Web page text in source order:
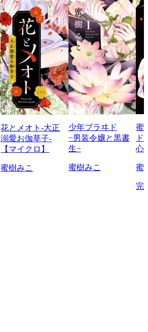
花とメオト-大正
溺愛お伽草子-
【マイクロ】
蜜樹みこ
少年ブラヰド
−男装令嬢と黒書
生−
蜜樹みこ
蜜
心
蜜
完